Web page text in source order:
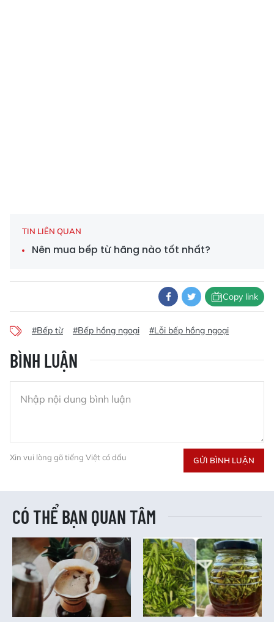
TIN LIÊN QUAN
Nên mua bếp từ hãng nào tốt nhất?
Copy link
#Bếp từ #Bếp hồng ngoại #Lỗi bếp hồng ngoại
BÌNH LUẬN
Xin vui lòng gõ tiếng Việt có dấu GỬI BÌNH LUẬN
CÓ THỂ BẠN QUAN TÂM